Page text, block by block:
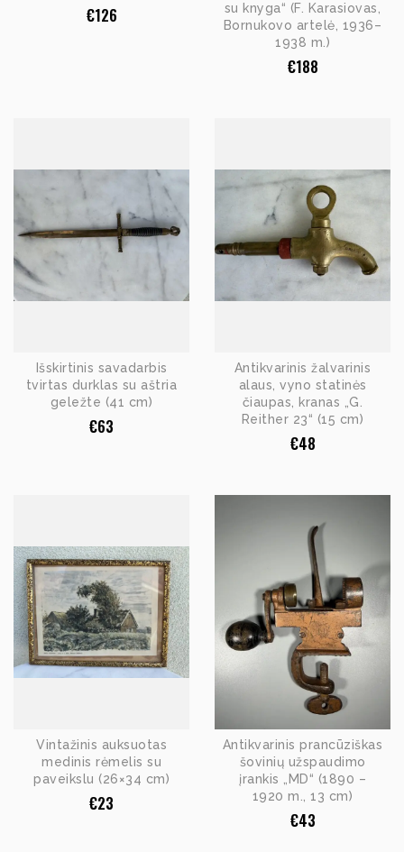
€126
su knyga“ (F. Karasiovas,
Bornukovo artelė, 1936–
1938 m.)
€188
Išskirtinis savadarbis
tvirtas durklas su aštria
geležte (41 cm)
€63
Antikvarinis žalvarinis
alaus, vyno statinės
čiaupas, kranas „G.
Reither 23“ (15 cm)
€48
Vintažinis auksuotas
medinis rėmelis su
paveikslu (26×34 cm)
€23
Antikvarinis prancūziškas
šovinių užspaudimo
įrankis „MD“ (1890 –
1920 m., 13 cm)
€43